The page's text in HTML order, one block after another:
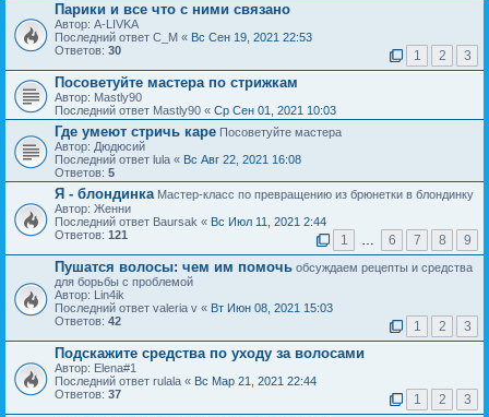
Парики и все что с ними связано
Автор: A-LIVKA
Последний ответ С_М « Вс Сен 19, 2021 22:53
Ответов: 30 1 2 3
Посоветуйте мастера по стрижкам
Автор: Mastly90
Последний ответ Mastly90 « Ср Сен 01, 2021 10:03
Где умеют стричь каре Посоветуйте мастера
Автор: Дюдюсий
Последний ответ lula « Вс Авг 22, 2021 16:08
Ответов: 5
Я - блондинка Мастер-класс по превращению из брюнетки в блондинку
Автор: Женни
Последний ответ Baursak « Вс Июл 11, 2021 2:44
Ответов: 121 1 … 6 7 8 9
Пушатся волосы: чем им помочь обсуждаем рецепты и средства
для борьбы с проблемой
Автор: Lin4ik
Последний ответ valeria v « Вт Июн 08, 2021 15:03
Ответов: 42 1 2 3
Подскажите средства по уходу за волосами
Автор: Elena#1
Последний ответ rulala « Вс Мар 21, 2021 22:44
Ответов: 37 1 2 3